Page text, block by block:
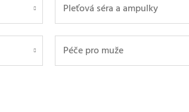
Pleťová séra a ampulky
Péče pro muže